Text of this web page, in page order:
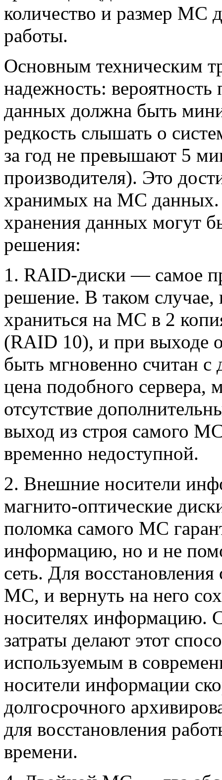
количество и размер МС
работы.
Основным техническим
надежность:
данных должна быть
редкость слышать о
за год не превышают 5
производителя). Это
хранимых на МС данных.
хранения данных могут
решения:
1. RAID-диски — самое
решение. В таком случае,
храниться на МС в 2
(RAID 10), и при выходе
быть мгновенно считан
цена подобного сервера,
отсутствие
выход из строя самого
временно недоступной.
2. Внешние носители
магнито-оптические
поломка самого МС
информацию, но и не
сеть. Для восстановления
МС, и вернуть на него
носителях информацию.
затраты делают этот
используемым в
носители информации
долгосрочного
для восстановления
времени.